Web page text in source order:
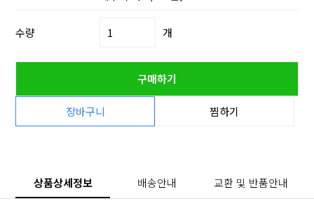
수량 개
구매하기
장바구니 찜하기
상품상세정보 배송안내 교환 및 반품안내